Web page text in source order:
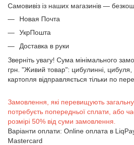
Самовивіз із наших магазинів —
Новая Почта
УкрПошта
Доставка в руки
Зверніть увагу! Сума мінімального
грн. "Живий товар": цибулинні, цибуля,
картопля відправляється тільки по
Замовлення, які перевищують загальну
потребуєть попередньої сплати, або
розмірі 50% від суми замовлення.
Варіанти оплати: Online оплата в
Mastercard